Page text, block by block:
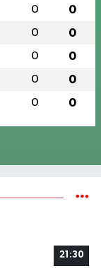
0 0
0 0
0 0
0 0
0 0
21:30